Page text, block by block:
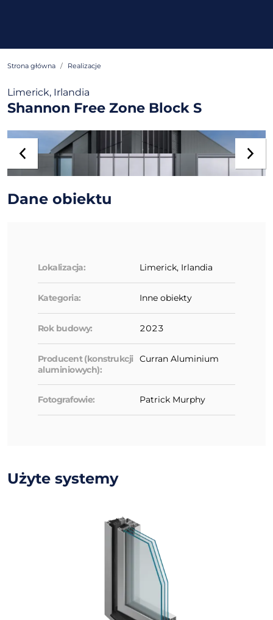
Strona główna Realizacje
Limerick, Irlandia
Shannon Free Zone Block S
Dane obiektu
Lokalizacja: Limerick, Irlandia
Kategoria: Inne obiekty
Rok budowy: 2023
Producent (konstrukcji
aluminiowych):
Curran Aluminium
Fotografowie: Patrick Murphy
Użyte systemy